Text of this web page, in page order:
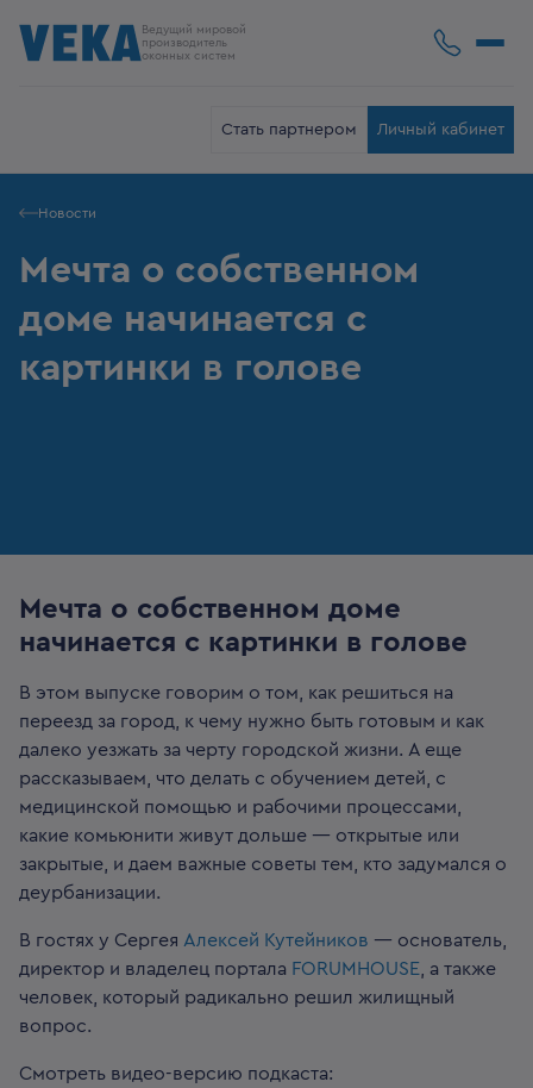
Ведущий мировой
производитель
оконных систем
Стать партнером Личный кабинет
Новости
Мечта о собственном
доме начинается с
картинки в голове
Мечта о собственном доме
начинается с картинки в голове
В этом выпуске говорим о том, как решиться на
переезд за город, к чему нужно быть готовым и как
далеко уезжать за черту городской жизни. А еще
рассказываем, что делать с обучением детей, с
медицинской помощью и рабочими процессами,
какие комьюнити живут дольше — открытые или
закрытые, и даем важные советы тем, кто задумался о
деурбанизации.
В гостях у Сергея Алексей Кутейников — основатель,
директор и владелец портала FORUMHOUSE , а также
человек, который радикально решил жилищный
вопрос.
Смотреть видео-версию подкаста: